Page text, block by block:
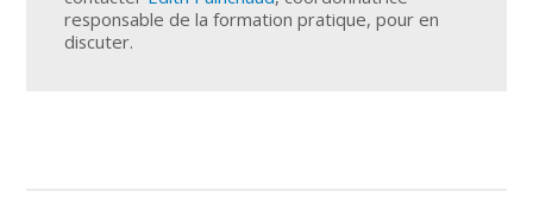
responsable de la formation pratique, pour en
discuter.